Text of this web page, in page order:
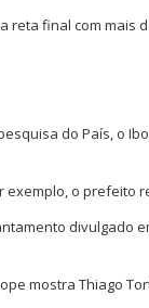
reta final com mais
do País, o
exemplo, o prefeito
divulgado
mostra Thiago